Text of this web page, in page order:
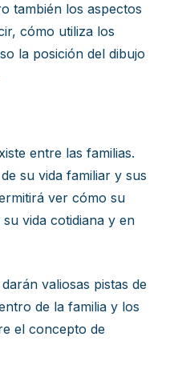
también los aspectos
cómo utiliza los
la posición del dibujo
entre las familias.
su vida familiar y sus
ver cómo su
vida cotidiana y en
valiosas pistas de
de la familia y los
el concepto de